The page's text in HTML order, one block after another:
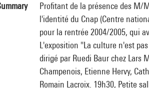
Profitant de la présence des M/
l'identité du Cnap (Centre
pour la rentrée 2004/2005, qui
L'exposition "La culture n'est
dirigé par Ruedi Baur chez Lars
Champenois, Etienne Hervy,
Romain Lacroix. 19h30, Petite